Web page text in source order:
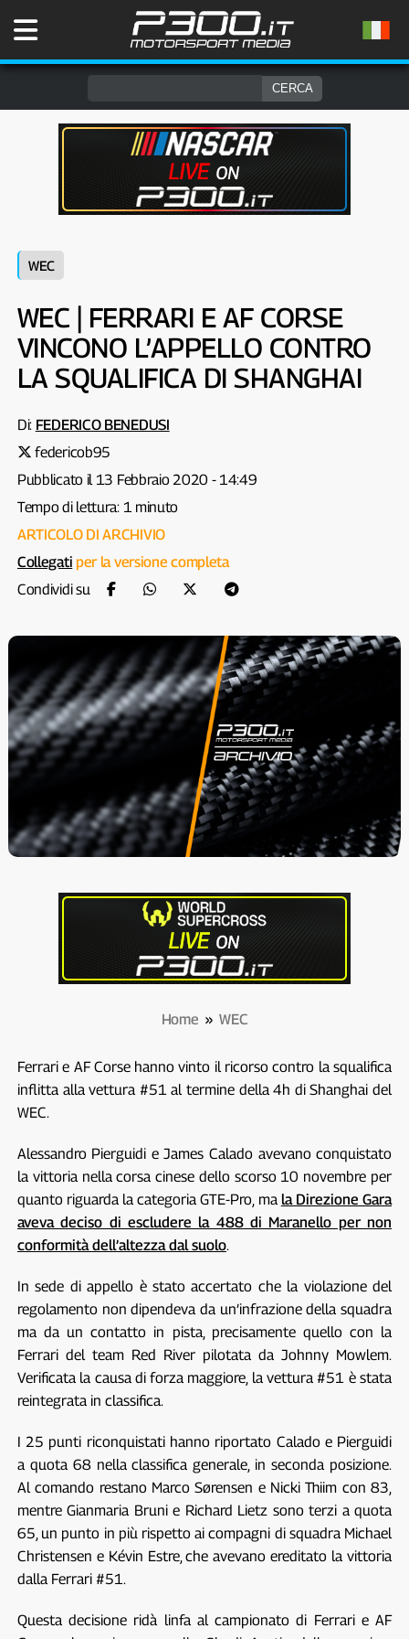
WEC
WEC | FERRARI E AF CORSE
VINCONO L’APPELLO CONTRO
LA SQUALIFICA DI SHANGHAI
Di: FEDERICO BENEDUSI
federicob95
Pubblicato il 13 Febbraio 2020 - 14:49
Tempo di lettura: 1 minuto
ARTICOLO DI ARCHIVIO
Collegati per la versione completa
Condividi su
Home »WEC
Ferrari e AF Corse hanno vinto il ricorso contro la squalifica
inflitta alla vettura #51 al termine della 4h di Shanghai del
WEC.
Alessandro Pierguidi e James Calado avevano conquistato
la vittoria nella corsa cinese dello scorso 10 novembre per
quanto riguarda la categoria GTE-Pro, ma la Direzione Gara
aveva deciso di escludere la 488 di Maranello per non
conformità dell’altezza dal suolo.
In sede di appello è stato accertato che la violazione del
regolamento non dipendeva da un’infrazione della squadra
ma da un contatto in pista, precisamente quello con la
Ferrari del team Red River pilotata da Johnny Mowlem.
Verificata la causa di forza maggiore, la vettura #51 è stata
reintegrata in classifica.
I 25 punti riconquistati hanno riportato Calado e Pierguidi
a quota 68 nella classifica generale, in seconda posizione.
Al comando restano Marco Sørensen e Nicki Thiim con 83,
mentre Gianmaria Bruni e Richard Lietz sono terzi a quota
65, un punto in più rispetto ai compagni di squadra Michael
Christensen e Kévin Estre, che avevano ereditato la vittoria
dalla Ferrari #51.
Questa decisione ridà linfa al campionato di Ferrari e AF